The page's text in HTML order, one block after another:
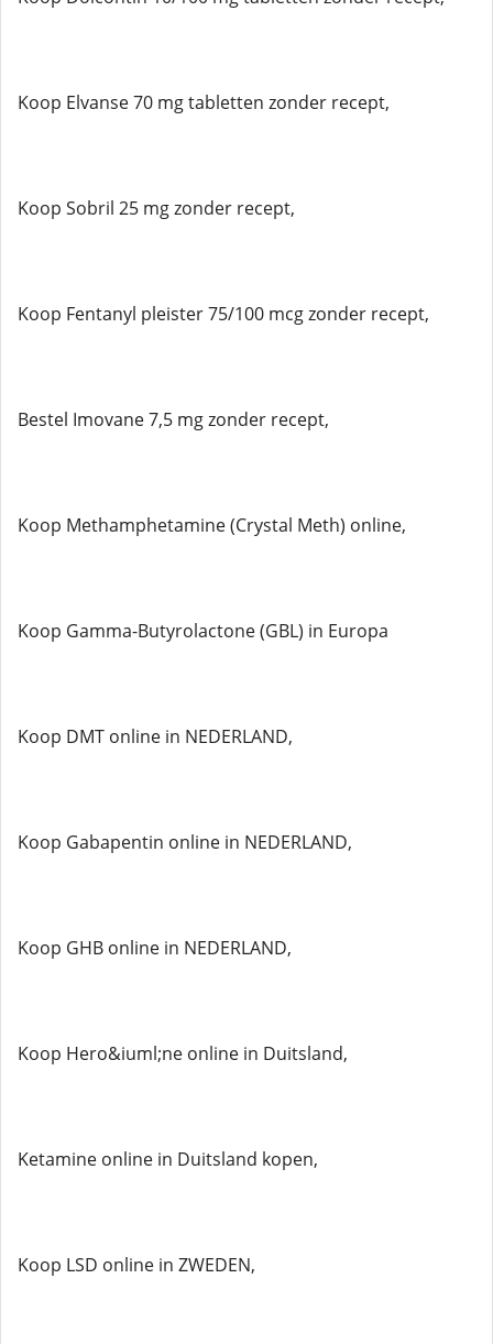
Koop Elvanse 70 mg tabletten zonder recept,
Koop Sobril 25 mg zonder recept,
Koop Fentanyl pleister 75/100 mcg zonder recept,
Bestel Imovane 7,5 mg zonder recept,
Koop Methamphetamine (Crystal Meth) online,
Koop Gamma-Butyrolactone (GBL) in Europa
Koop DMT online in NEDERLAND,
Koop Gabapentin online in NEDERLAND,
Koop GHB online in NEDERLAND,
Koop Hero&iuml;ne online in Duitsland,
Ketamine online in Duitsland kopen,
Koop LSD online in ZWEDEN,